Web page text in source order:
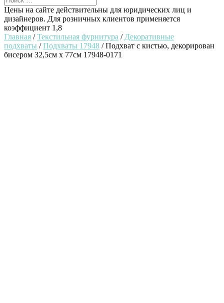
Цены на сайте действительны для юридических лиц и
дизайнеров. Для розничных клиентов применяется
коэффициент 1,8
Главная /Текстильная фурнитура / Декоративные
подхваты /Подхваты 17948 / Подхват с кистью, декорирован
бисером 32,5см х 77см 17948-0171